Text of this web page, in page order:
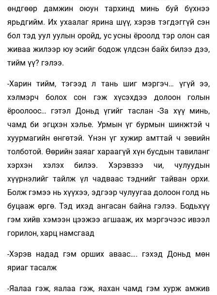
өндгөөр дамжин оюун тархинд минь буй бүхнээ
ярьдгийм. Их ухаалаг ярина шүү, хэрэв тэгдэггүй сэн
бол тэд уул уулын оройд, ус усны ёроолд тэр олон сая
живаа жилээр юу эсийг бодож үлдсэн байх билээ дээ,
тийм үү? гэлээ.
-Харин тийм, тэгээд л тань шиг мэргэч… үгүй ээ,
хэлмэрч болох сон гэж хүсэхдээ долоон голын
ёроолоос… гэтэл Доньд үгийг таслан -За хүү минь,
чамд би эгцхэн хэлье. Урмын үг бурмын шинжтэй ч
хуурмагийн өнгөтэй. Үнэн үг хужир амттай ч зөвийн
толботой. Өөрийн заяаг хараагүй хүн бусдын тавиланг
хэрхэн хэлэх билээ. Хэрэвзээ чи, чулуудын
хүүрнэлийг тайлж үл чадваас тэднийг тайван орхи.
Болж гэмээ нь хүүхээ, эдгээр чулуугаа долоон голд нь
буцааж өргө. Тэд ихэд ангасан байна гэлээ. Бодьхүү
гэм хийв хэмээн цээжээ агшааж, их мэргэчээс ивээл
горилон, харц намсгаад
-Хэрэв надад гэм орших аваас…. гэхэд Доньд мөн
яриаг тасалж
-Яалаа гэж, яалаа гэж, яахан чамд гэм хурж амжив